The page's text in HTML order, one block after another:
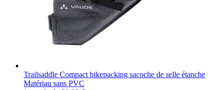
Trailsaddle Compact bikepacking sacoche de selle étanche
Matériau sans PVC